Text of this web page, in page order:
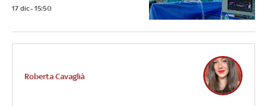
17 dic - 15:50
Roberta Cavaglià